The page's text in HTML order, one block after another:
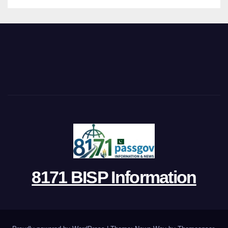
8171 BISP Information